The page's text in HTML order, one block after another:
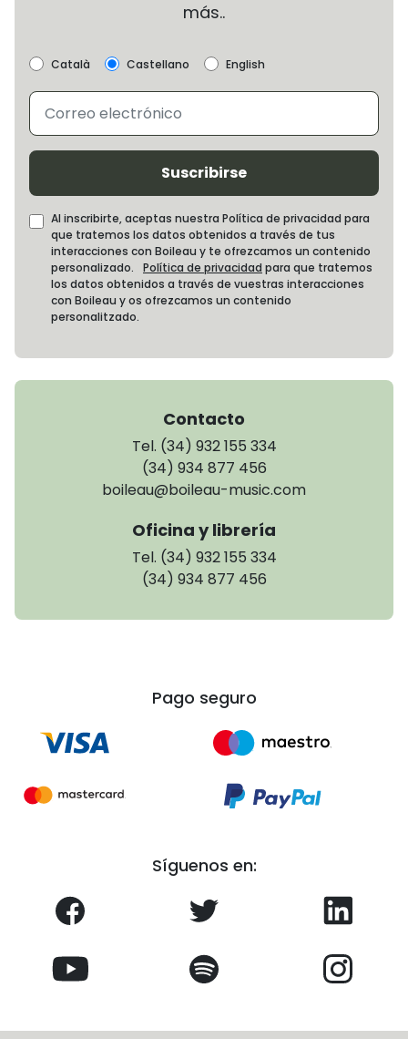
más..
Català Castellano English
Suscribirse
Al inscribirte, aceptas nuestra Política de privacidad para
que tratemos los datos obtenidos a través de tus
interacciones con Boileau y te ofrezcamos un contenido
personalizado. Política de privacidad para que tratemos
los datos obtenidos a través de vuestras interacciones
con Boileau y os ofrezcamos un contenido
personalitzado.
Contacto
Tel. (34) 932 155 334
(34) 934 877 456
boileau@boileau-music.com
Oficina y librería
Tel. (34) 932 155 334
(34) 934 877 456
Pago seguro
Síguenos en: